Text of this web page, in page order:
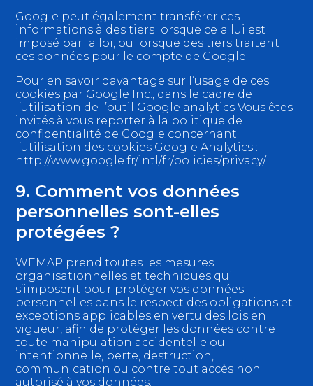
Google peut également transférer ces
informations à des tiers lorsque cela lui est
imposé par la loi, ou lorsque des tiers traitent
ces données pour le compte de Google.
Pour en savoir davantage sur l’usage de ces
cookies par Google Inc., dans le cadre de
l’utilisation de l’outil Google analytics Vous êtes
invités à vous reporter à la politique de
confidentialité de Google concernant
l’utilisation des cookies Google Analytics :
http://www.google.fr/intl/fr/policies/privacy/
9. Comment vos données
personnelles sont-elles
protégées ?
WEMAP prend toutes les mesures
organisationnelles et techniques qui
s’imposent pour protéger vos données
personnelles dans le respect des obligations et
exceptions applicables en vertu des lois en
vigueur, afin de protéger les données contre
toute manipulation accidentelle ou
intentionnelle, perte, destruction,
communication ou contre tout accès non
autorisé à vos données.